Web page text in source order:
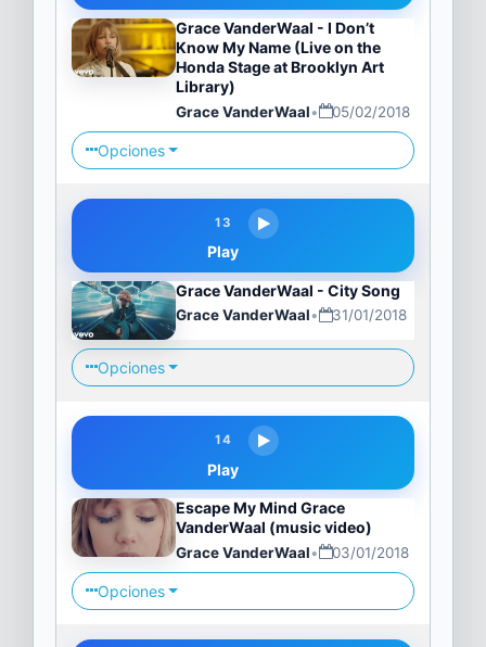
Grace VanderWaal - I Don’t
Know My Name (Live on the
Honda Stage at Brooklyn Art
Library)
Grace VanderWaal• 05/02/2018
Opciones
13
Play
Grace VanderWaal - City Song
Grace VanderWaal• 31/01/2018
Opciones
14
Play
Escape My Mind Grace
VanderWaal (music video)
Grace VanderWaal• 03/01/2018
Opciones